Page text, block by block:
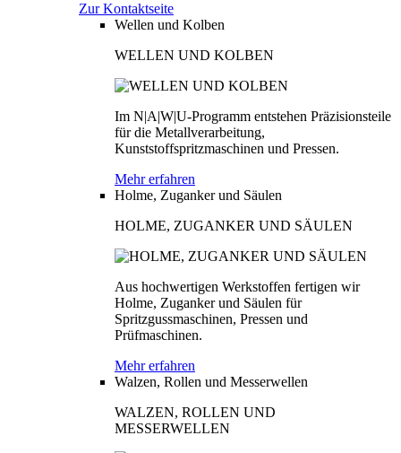
Zur Kontaktseite
Wellen und Kolben
WELLEN UND KOLBEN
Im N|A|W|U-Programm entstehen Präzisionsteile
für die Metallverarbeitung,
Kunststoffspritzmaschinen und Pressen.
Mehr erfahren
Holme, Zuganker und Säulen
HOLME, ZUGANKER UND SÄULEN
Aus hochwertigen Werkstoffen fertigen wir
Holme, Zuganker und Säulen für
Spritzgussmaschinen, Pressen und
Prüfmaschinen.
Mehr erfahren
Walzen, Rollen und Messerwellen
WALZEN, ROLLEN UND
MESSERWELLEN